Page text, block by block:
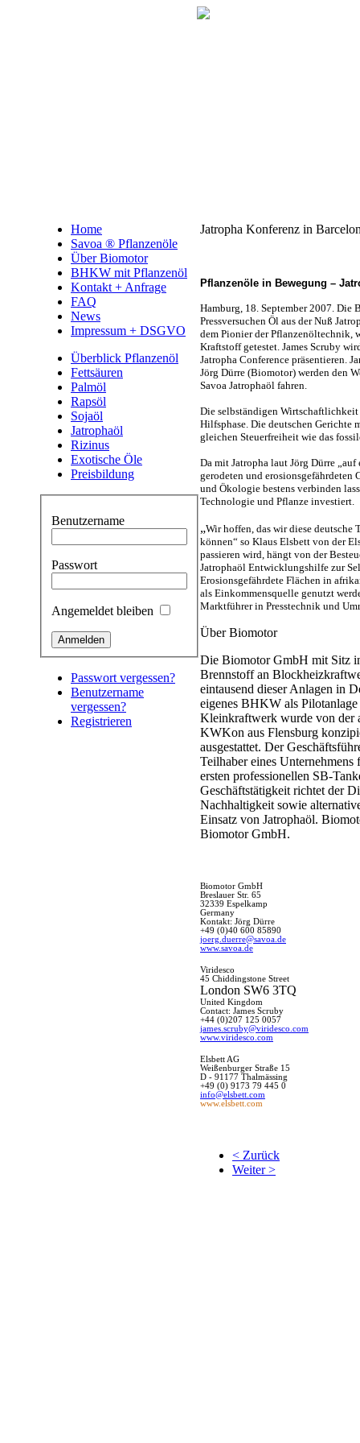
Home
Savoa ® Pflanzenöle
Über Biomotor
BHKW mit Pflanzenöl
Kontakt + Anfrage
FAQ
News
Impressum + DSGVO
Überblick Pflanzenöl
Fettsäuren
Palmöl
Rapsöl
Sojaöl
Jatrophaöl
Rizinus
Exotische Öle
Preisbildung
Benutzername
Passwort
Angemeldet bleiben
Passwort vergessen?
Benutzername
vergessen?
Registrieren
Jatropha Konferenz in
Pflanzenöle in Bewegung –
Hamburg, 18. September 2007. Die
Pressversuchen Öl aus der Nuß
dem Pionier der Pflanzenöltechnik,
Kraftstoff getestet. James Scruby
Jatropha Conference präsentieren.
Jörg Dürre (Biomotor) werden den
Savoa Jatrophaöl fahren.
Die selbständigen
Hilfsphase. Die deutschen Gerichte
gleichen Steuerfreiheit wie das
Da mit Jatropha laut Jörg Dürre
gerodeten und
und Ökologie bestens verbinden
Technologie und Pflanze investiert.
„Wir hoffen, das wir diese deutsche
können“ so Klaus Elsbett von der
passieren wird, hängt von der
Jatrophaöl Entwicklungshilfe zur
Erosionsgefährdete Flächen in
als Einkommensquelle genutzt
Marktführer in Presstechnik und
Über Biomotor
Die Biomotor GmbH mit Sitz
Brennstoff an
eintausend dieser Anlagen in
eigenes BHKW als
Kleinkraftwerk wurde von der
KWKon aus Flensburg
ausgestattet. Der
Teilhaber eines
ersten professionellen SB-
Geschäftstätigkeit richtet der
Nachhaltigkeit sowie
Einsatz von Jatrophaöl.
Biomotor GmbH.
Biomotor GmbH
Breslauer Str. 65
32339 Espelkamp
Germany
Kontakt: Jörg Dürre
+49 (0)40 600 85890
joerg.duerre@savoa.de
www.savoa.de
Viridesco
45 Chiddingstone Street
London SW6 3TQ
United Kingdom
Contact: James Scruby
+44 (0)207 125 0057
james.scruby@viridesco.com
www.viridesco.com
Elsbett AG
Weißenburger Straße 15
D - 91177 Thalmässing
+49 (0) 9173 79 445 0
info@elsbett.com
www.elsbett.com
< Zurück
Weiter >